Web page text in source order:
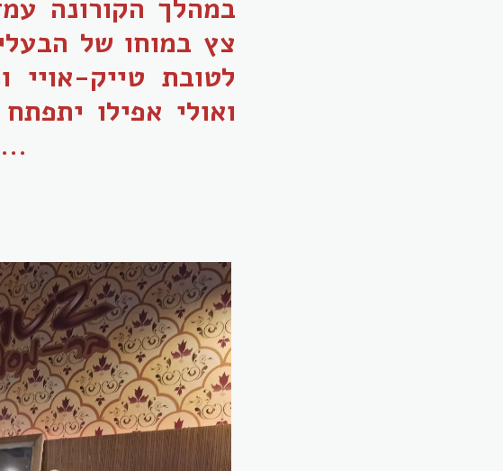
במהלך הקורונה
צץ במוחו של
לטובת טייק-אויי
ואולי אפילו
לטעום מהבורגר עם התבלין הסודי שלו...